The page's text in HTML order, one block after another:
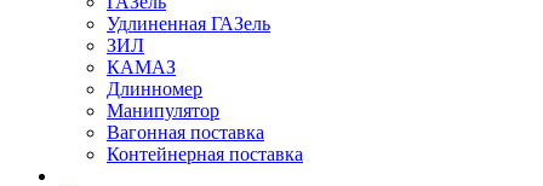
Удлиненная ГАЗель
ЗИЛ
КАМАЗ
Длинномер
Манипулятор
Вагонная поставка
Контейнерная поставка